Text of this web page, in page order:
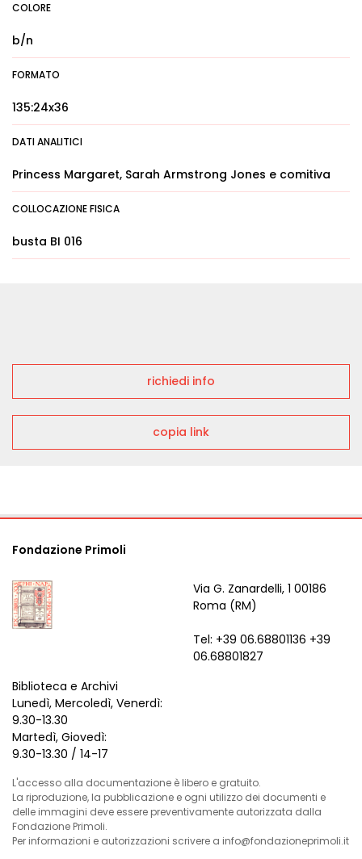
COLORE
b/n
FORMATO
135:24x36
DATI ANALITICI
Princess Margaret, Sarah Armstrong Jones e comitiva
COLLOCAZIONE FISICA
busta BI 016
richiedi info
copia link
Fondazione Primoli
Via G. Zanardelli, 1 00186
Roma (RM)
Tel: +39 06.68801136 +39
06.68801827
Biblioteca e Archivi
Lunedì, Mercoledì, Venerdì:
9.30-13.30
Martedì, Giovedì:
9.30-13.30 / 14-17
L'accesso alla documentazione è libero e gratuito.
La riproduzione, la pubblicazione e ogni utilizzo dei documenti e
delle immagini deve essere preventivamente autorizzata dalla
Fondazione Primoli.
Per informazioni e autorizzazioni scrivere a info@fondazioneprimoli.it